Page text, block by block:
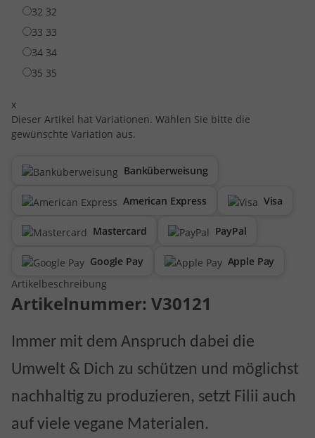
32 32
33 33
34 34
35 35
x
Dieser Artikel hat Variationen. Wählen Sie bitte die
gewünschte Variation aus.
Banküberweisung
American Express Visa
Mastercard PayPal
Google Pay
Apple Pay
Artikelbeschreibung
Artikelnummer: V30121
Immer mit dem Anspruch dabei die
Umwelt & Dich zu schützen und möglichst
nachhaltig zu produzieren, setzt Filii auch
auf viele vegane Materialen.